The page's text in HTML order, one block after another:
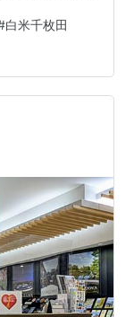
かんせん暑い
ょっと散策。
奥に進むほど
互通行だった
輪島から海沿
白米千枚田